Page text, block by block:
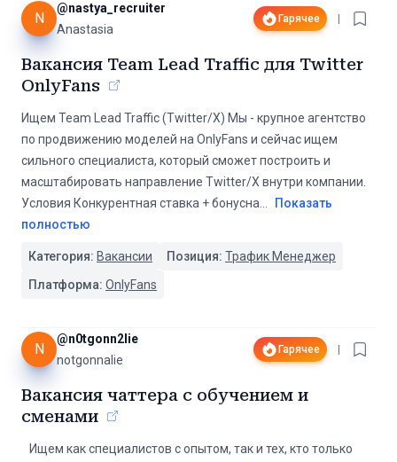
N
@nastya_recruiter
Anastasia
Гарячее
Вакансия Team Lead Traffic для Twitter
OnlyFans
Ищем Team Lead Traffic (Twitter/X) Мы - крупное агентство
по продвижению моделей на OnlyFans и сейчас ищем
сильного специалиста, который сможет построить и
масштабировать направление Twitter/X внутри компании.
Условия Конкурентная ставка + бонусна
Показать
полностью
Категория: Вакансии Позиция: Трафик Менеджер
Платформа: OnlyFans
N
@n0tgonn2lie
notgonnalie
Гарячее
Вакансия чаттера с обучением и
сменами
️ ️ ️ Ищем как специалистов с опытом, так и тех, кто только